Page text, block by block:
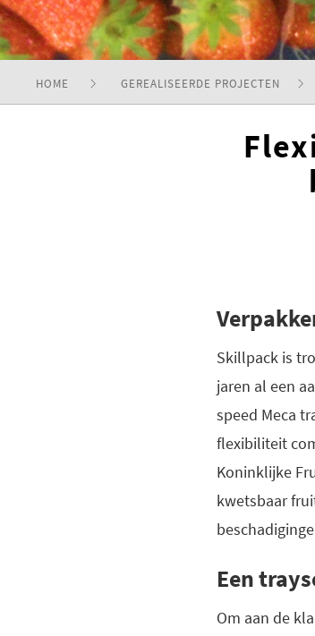
HOME GEREALISEERDE PROJECTEN
Skillpack is
jaren al een
speed Meca
flexibiliteit
Koninklijke
kwetsbaar
Een
Om aan de